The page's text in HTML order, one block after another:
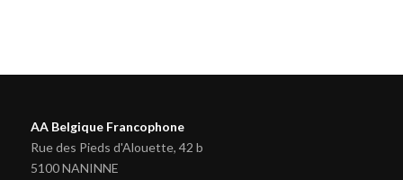
AA Belgique Francophone
Rue des Pieds d'Alouette, 42 b
5100 NANINNE